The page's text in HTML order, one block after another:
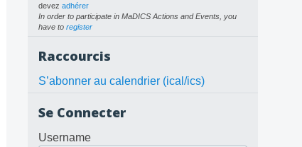
résidus de tir
réglementaire (CIFRE)
TRAjectoires CEllulaires chez les organismes âgés
devez adhérer
In order to participate in MaDICS Actions and Events, you
have to register
Raccourcis
S’abonner au calendrier (ical/ics)
Se Connecter
Username